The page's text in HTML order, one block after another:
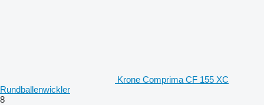
Krone Comprima CF 155 XC
Rundballenwickler
8